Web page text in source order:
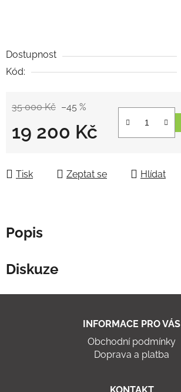
Dostupnost
Kód:
35 000 Kč –45 %
19 200 Kč
Tisk Zeptat se Hlídat
Popis
Diskuze
INFORMACE PRO VÁS
Obchodní podmínky
Doprava a platba